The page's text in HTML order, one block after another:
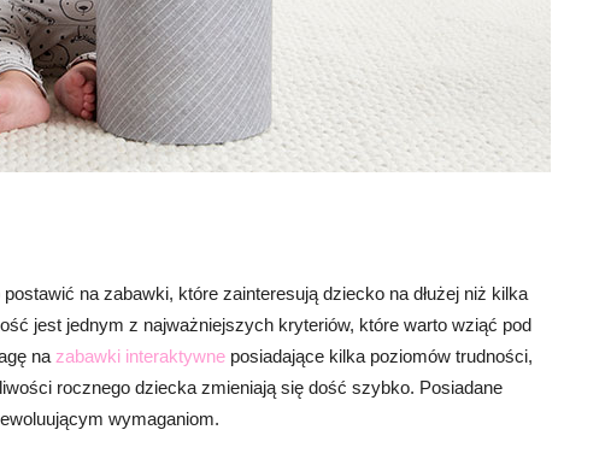
postawić na zabawki, które zainteresują dziecko na dłużej niż kilka
jest jednym z najważniejszych kryteriów, które warto wziąć pod
na zabawki interaktywne posiadające kilka poziomów trudności,
rocznego dziecka zmieniają się dość szybko. Posiadane
wymaganiom.